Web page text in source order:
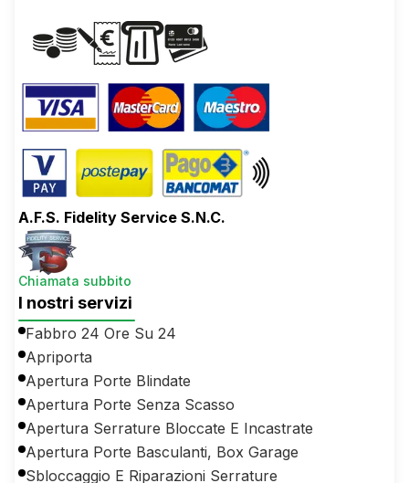
A.F.S. Fidelity Service S.N.C.
Chiamata subbito
I nostri servizi
Fabbro 24 Ore Su 24
Apriporta
Apertura Porte Blindate
Apertura Porte Senza Scasso
Apertura Serrature Bloccate E Incastrate
Apertura Porte Basculanti, Box Garage
Sbloccaggio E Riparazioni Serrature